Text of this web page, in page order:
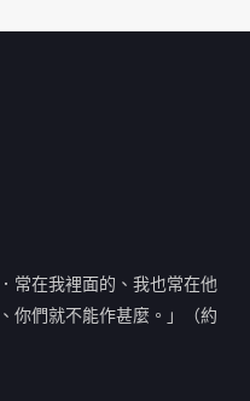
常在我裡面的、我也常在他
你們就不能作甚麼。」（約